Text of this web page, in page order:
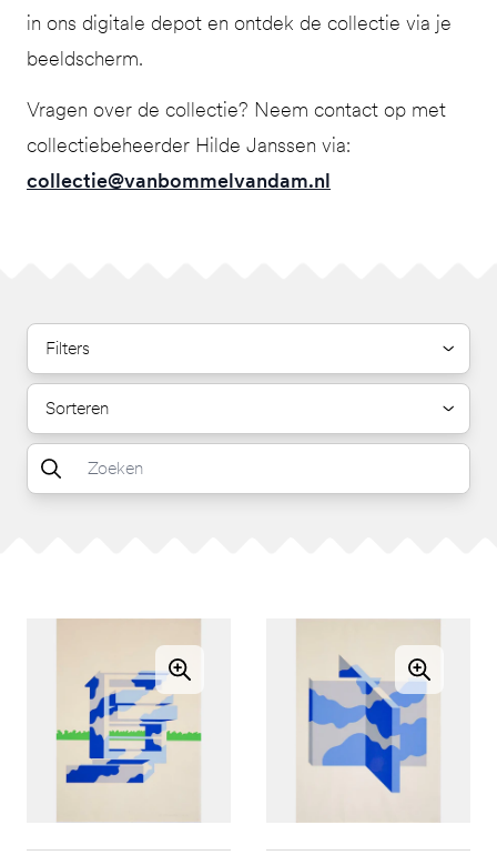
in ons digitale depot en ontdek de collectie via je
beeldscherm.
Vragen over de collectie? Neem contact op met
collectiebeheerder Hilde Janssen via:
collectie@vanbommelvandam.nl
Filters
Sorteren